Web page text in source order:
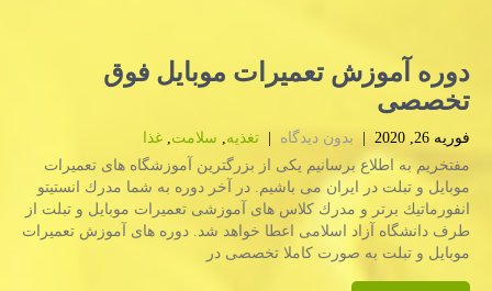
دوره آموزش تعمیرات موبایل فوق
تخصصی
فوریه 26, 2020 | بدون دیدگاه تغذیه, سلامت, غذا
مفتخریم به اطلاع برسانیم یكی از بزرگترین آموزشگاه های تعمیرات
موبایل و تبلت در ایران می باشیم. در آخر دوره به شما مدرك انستیتو
انفورماتیك برتر و مدرك كلاس‌ های آموزشی تعمیرات موبایل و تبلت از
طرف دانشگاه آزاد اسلامی اعطا خواهد شد. دوره های آموزش تعمیرات
موبایل و تبلت به صورت کاملا تخصصی در